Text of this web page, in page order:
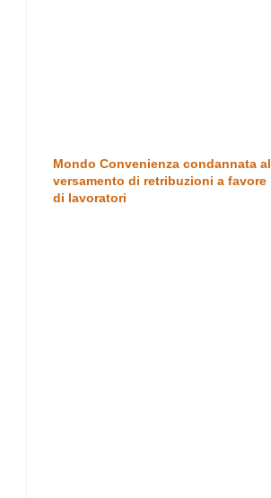
Mondo Convenienza condannata al
versamento di retribuzioni a favore
di lavoratori